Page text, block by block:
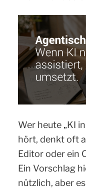
Wer heute „KI
hört, denkt oft
Editor oder ein
Ein Vorschlag
nützlich, aber